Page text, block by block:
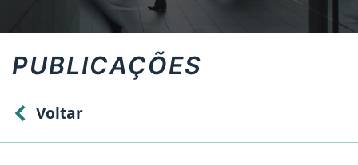
PUBLICAÇÕES
Voltar